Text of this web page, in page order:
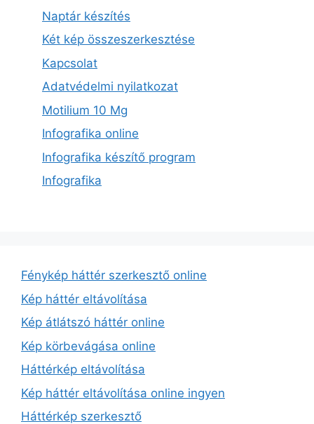
Naptár készítés
Két kép összeszerkesztése
Kapcsolat
Adatvédelmi nyilatkozat
Motilium 10 Mg
Infografika online
Infografika készítő program
Infografika
Fénykép háttér szerkesztő online
Kép háttér eltávolítása
Kép átlátszó háttér online
Kép körbevágása online
Háttérkép eltávolítása
Kép háttér eltávolítása online ingyen
Háttérkép szerkesztő